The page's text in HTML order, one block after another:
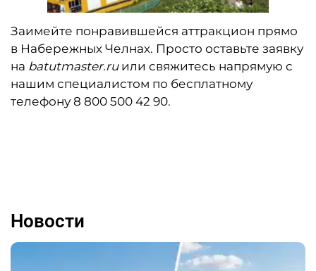
Заимейте понравившейся аттракцион прямо
в Набережных Челнах. Просто оставьте заявку
на batutmaster.ruили свяжитесь напрямую с
нашим специалистом по бесплатному
телефону 8 800 500 42 90.
Новости